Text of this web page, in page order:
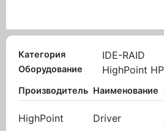
Категория IDE-RAID
Оборудование HighPoint
Производитель Наименование
HighPoint Driver